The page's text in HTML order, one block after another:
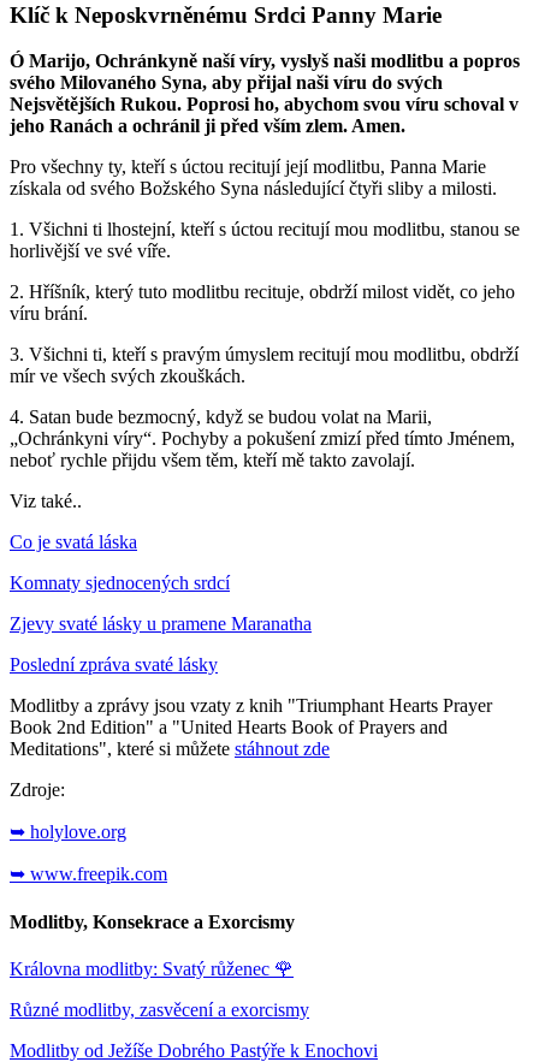
Klíč k Neposkvrněnému Srdci Panny Marie
Ó Marijo, Ochránkyně naší víry, vyslyš naši modlitbu a popros
svého Milovaného Syna, aby přijal naši víru do svých
Nejsvětějších Rukou. Poprosi ho, abychom svou víru schoval v
jeho Ranách a ochránil ji před vším zlem. Amen.
Pro všechny ty, kteří s úctou recitují její modlitbu, Panna Marie
získala od svého Božského Syna následující čtyři sliby a milosti.
1. Všichni ti lhostejní, kteří s úctou recitují mou modlitbu, stanou se
horlivější ve své víře.
2. Hříšník, který tuto modlitbu recituje, obdrží milost vidět, co jeho
víru brání.
3. Všichni ti, kteří s pravým úmyslem recitují mou modlitbu, obdrží
mír ve všech svých zkouškách.
4. Satan bude bezmocný, když se budou volat na Marii,
„Ochránkyni víry“. Pochyby a pokušení zmizí před tímto Jménem,
neboť rychle přijdu všem těm, kteří mě takto zavolají.
Viz také..
Co je svatá láska
Komnaty sjednocených srdcí
Zjevy svaté lásky u pramene Maranatha
Poslední zpráva svaté lásky
Modlitby a zprávy jsou vzaty z knih "Triumphant Hearts Prayer
Book 2nd Edition" a "United Hearts Book of Prayers and
Meditations", které si můžete stáhnout zde
Zdroje:
➥ holylove.org
➥ www.freepik.com
Modlitby, Konsekrace a Exorcismy
Královna modlitby: Svatý růženec 🌹
Různé modlitby, zasvěcení a exorcismy
Modlitby od Ježíše Dobrého Pastýře k Enochovi